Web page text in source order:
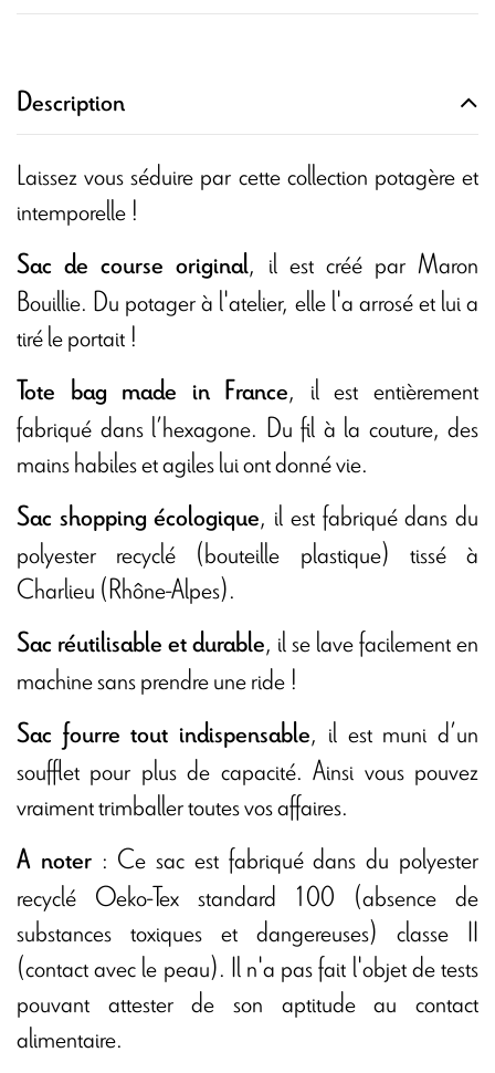
Description
Laissez vous séduire par cette collection potagère et
intemporelle !
Sac de course original, il est créé par Maron
Bouillie. Du potager à l'atelier, elle l'a arrosé et lui a
tiré le portait !
Tote bag made in France, il est entièrement
fabriqué dans l’hexagone. Du fil à la couture, des
mains habiles et agiles lui ont donné vie.
Sac shopping écologique, il est fabriqué dans du
polyester recyclé (bouteille plastique) tissé à
Charlieu (Rhône-Alpes).
Sac réutilisable et durable, il se lave facilement en
machine sans prendre une ride !
Sac fourre tout indispensable, il est muni d’un
soufflet pour plus de capacité. Ainsi vous pouvez
vraiment trimballer toutes vos affaires.
A noter: Ce sac est fabriqué dans du polyester
recyclé Oeko-Tex standard 100 (absence de
substances toxiques et dangereuses) classe II
(contact avec le peau). Il n'a pas fait l'objet de tests
pouvant attester de son aptitude au contact
alimentaire.